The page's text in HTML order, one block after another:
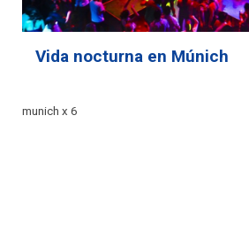
Vida nocturna en Múnich
munich x 6